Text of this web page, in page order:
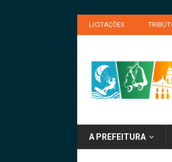
LICITAÇÕES
A PREFEITURA